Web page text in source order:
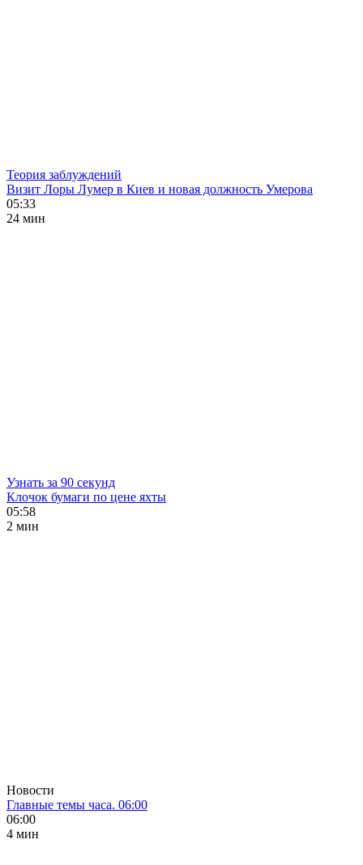
Теория заблуждений
Визит Лоры Лумер в Киев и новая должность Умерова
05:33
24 мин
Узнать за 90 секунд
Клочок бумаги по цене яхты
05:58
2 мин
Новости
Главные темы часа. 06:00
06:00
4 мин